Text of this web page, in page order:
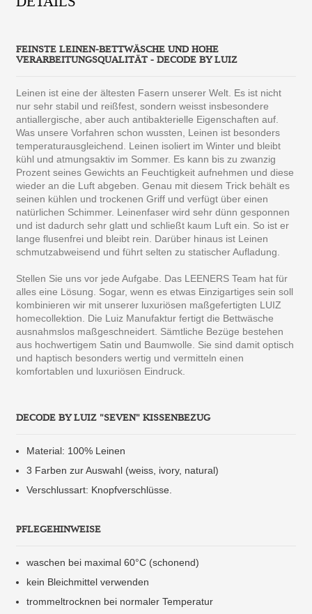
FEINSTE LEINEN-BETTWÄSCHE UND HOHE
VERARBEITUNGSQUALITÄT - DECODE BY LUIZ
Leinen ist eine der ältesten Fasern unserer Welt. Es ist nicht
nur sehr stabil und reißfest, sondern weisst insbesondere
antiallergische, aber auch antibakterielle Eigenschaften auf.
Was unsere Vorfahren schon wussten, Leinen ist besonders
temperaturausgleichend. Leinen isoliert im Winter und bleibt
kühl und atmungsaktiv im Sommer. Es kann bis zu zwanzig
Prozent seines Gewichts an Feuchtigkeit aufnehmen und diese
wieder an die Luft abgeben. Genau mit diesem Trick behält es
seinen kühlen und trockenen Griff und verfügt über einen
natürlichen Schimmer. Leinenfaser wird sehr dünn gesponnen
und ist dadurch sehr glatt und schließt kaum Luft ein. So ist er
lange flusenfrei und bleibt rein. Darüber hinaus ist Leinen
schmutzabweisend und führt selten zu statischer Aufladung.
Stellen Sie uns vor jede Aufgabe. Das LEENERS Team hat für
alles eine Lösung. Sogar, wenn es etwas Einzigartiges sein soll
kombinieren wir mit unserer luxuriösen maßgefertigten LUIZ
homecollektion. Die Luiz Manufaktur fertigt die Bettwäsche
ausnahmslos maßgeschneidert. Sämtliche Bezüge bestehen
aus hochwertigem Satin und Baumwolle. Sie sind damit optisch
und haptisch besonders wertig und vermitteln einen
komfortablen und luxuriösen Eindruck.
DECODE BY LUIZ "SEVEN" KISSENBEZUG
Material: 100% Leinen
3 Farben zur Auswahl (weiss, ivory, natural)
Verschlussart: Knopfverschlüsse.
PFLEGEHINWEISE
waschen bei maximal 60°C (schonend)
kein Bleichmittel verwenden
trommeltrocknen bei normaler Temperatur